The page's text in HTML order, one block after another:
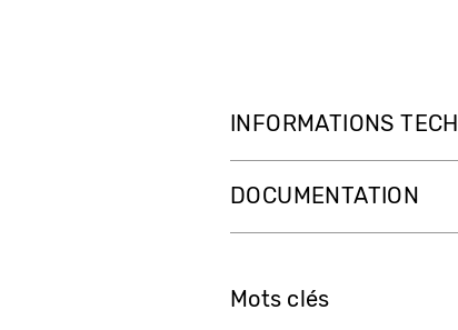
INFORMATIONS
DOCUMENTATION
Mots clés